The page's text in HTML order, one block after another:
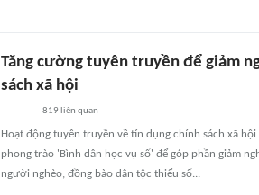
Tăng cường tuyên truyền để giảm
sách xã hội
819 liên quan
Hoạt động tuyên truyền về tín dụng chính sách xã
phong trào 'Bình dân học vụ số' để góp phần giảm
người nghèo, đồng bào dân tộc thiểu số...